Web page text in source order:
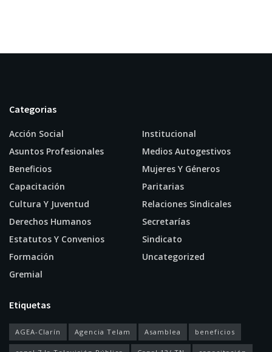
Categorias
Acción Social
Asuntos Profesionales
Beneficios
Capacitación
Cultura Y Juventud
Derechos Humanos
Estatutos Y Convenios
Formación
Gremial
Institucional
Medios Autogestivos
Mujeres Y Géneros
Paritarias
Relaciones Sindicales
Secretarías
Sindicato
Uncategorized
Etiquetas
AGEA-Clarín Agencia Telam Asamblea beneficios